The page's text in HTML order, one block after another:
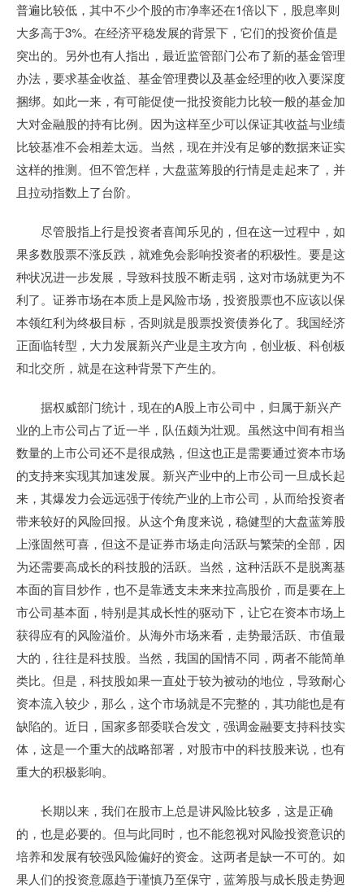
普遍比较低，其中不少个股的市净率还在1倍以下，股息率则
大多高于3%。在经济平稳发展的背景下，它们的投资价值是
突出的。另外也有人指出，最近监管部门公布了新的基金管理
办法，要求基金收益、基金管理费以及基金经理的收入要深度
捆绑。如此一来，有可能促使一批投资能力比较一般的基金加
大对金融股的持有比例。因为这样至少可以保证其收益与业绩
比较基准不会相差太远。当然，现在并没有足够的数据来证实
这样的推测。但不管怎样，大盘蓝筹股的行情是走起来了，并
且拉动指数上了台阶。
尽管股指上行是投资者喜闻乐见的，但在这一过程中，如
果多数股票不涨反跌，就难免会影响投资者的积极性。要是这
种状况进一步发展，导致科技股不断走弱，这对市场就更为不
利了。证券市场在本质上是风险市场，投资股票也不应该以保
本领红利为终极目标，否则就是股票投资债券化了。我国经济
正面临转型，大力发展新兴产业是主攻方向，创业板、科创板
和北交所，就是在这种背景下产生的。
据权威部门统计，现在的A股上市公司中，归属于新兴产
业的上市公司占了近一半，队伍颇为壮观。虽然这中间有相当
数量的上市公司还不是很成熟，但这也正是需要通过资本市场
的支持来实现其加速发展。新兴产业中的上市公司一旦成长起
来，其爆发力会远远强于传统产业的上市公司，从而给投资者
带来较好的风险回报。从这个角度来说，稳健型的大盘蓝筹股
上涨固然可喜，但这不是证券市场走向活跃与繁荣的全部，因
为还需要高成长的科技股的活跃。当然，这种活跃不是脱离基
本面的盲目炒作，也不是靠透支未来来拉高股价，而是要在上
市公司基本面，特别是其成长性的驱动下，让它在资本市场上
获得应有的风险溢价。从海外市场来看，走势最活跃、市值最
大的，往往是科技股。当然，我国的国情不同，两者不能简单
类比。但是，科技股如果一直处于较为被动的地位，导致耐心
资本流入较少，那么，这个市场就是不完整的，其功能也是有
缺陷的。近日，国家多部委联合发文，强调金融要支持科技实
体，这是一个重大的战略部署，对股市中的科技股来说，也有
重大的积极影响。
长期以来，我们在股市上总是讲风险比较多，这是正确
的，也是必要的。但与此同时，也不能忽视对风险投资意识的
培养和发展有较强风险偏好的资金。这两者是缺一不可的。如
果人们的投资意愿趋于谨慎乃至保守，蓝筹股与成长股走势迥